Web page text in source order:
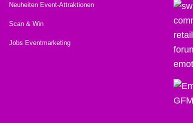
Neuheiten Event-Attraktionen
Scan & Win
Jobs Eventmarketing